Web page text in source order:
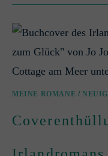
MEINE ROMANE /